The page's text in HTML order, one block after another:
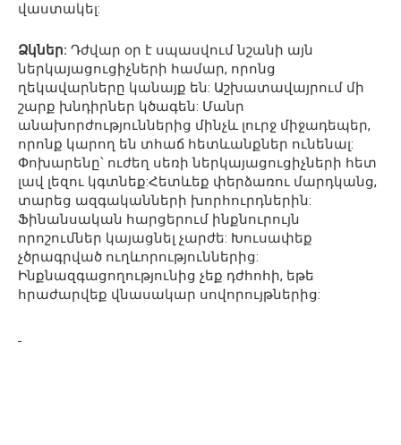
վաստակել:
Ձկներ: Դժվար օր է սպասվում նշանի այն
ներկայացուցիչների համար, որոնց
ղեկավարները կանայք են: Աշխատավայրում մի
շարք խնդիրներ կծագեն: Մանր
անախորժություններից մինչև լուրջ միջադեպեր,
որոնք կարող են տհաճ հետևանքներ ունենալ:
Փոխարենը՝ ուժեղ սեռի ներկայացուցիչների հետ
լավ լեզու կգտնեք:Հետևեք փերձառու մարդկանց,
տարեց ազգականների խորհուրդներին:
Ֆինանսական հարցերում ինքնուրույն
որոշումներ կայացնել չարժե: Խուսափեք
չծրագրված ուղևորություններից:
Ինքնազգացողությունից չեք դժհոհի, եթե
հրաժարվեք վնասակար սովորույթներից: